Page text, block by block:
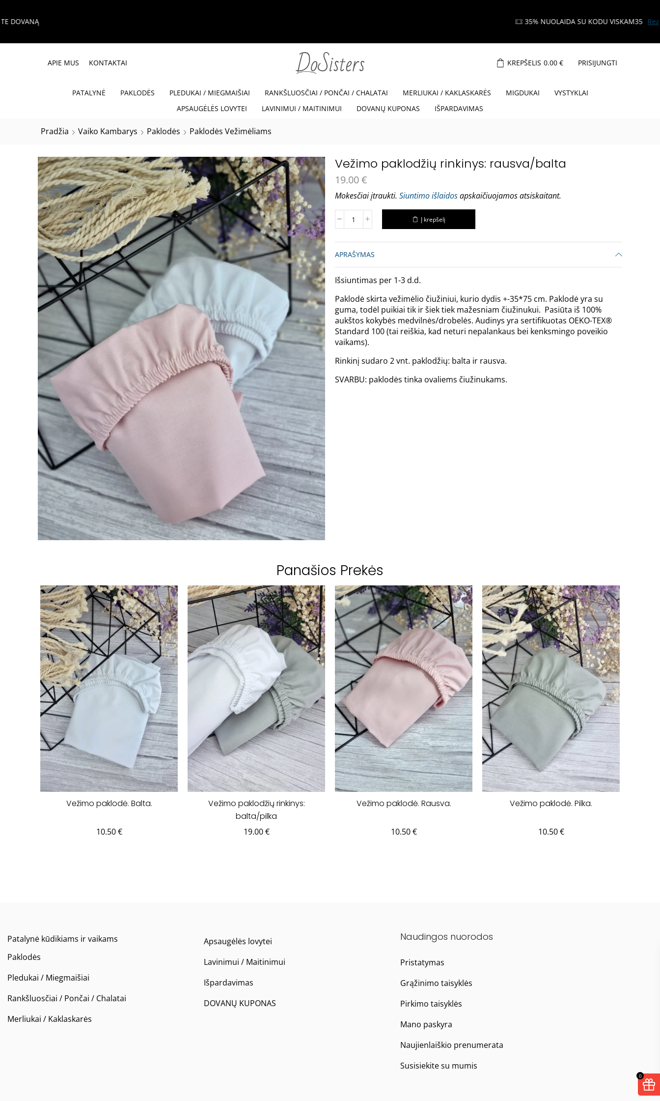
APIE MUS KONTAKTAI KREPŠELIS 0.00 € PRISIJUNGTI
PATALYNĖ PAKLODĖS PLEDUKAI / MIEGMAIŠIAI RANKŠLUOSČIAI / PONČAI / CHALATAI MERLIUKAI / KAKLASKARĖS MIGDUKAI
VYSTYKLAI
APSAUGĖLĖS LOVYTEI
LAVINIMUI / MAITINIMUI DOVANŲ KUPONAS IŠPARDAVIMAS
Pradžia Vaiko Kambarys Paklodės Paklodės Vežimėliams
Vežimo paklodžių rinkinys: rausva/balta
19.00€
Mokesčiai įtraukti. Siuntimo išlaidosapskaičiuojamos atsiskaitant.
Į krepšelį
APRAŠYMAS
Išsiuntimas per 1-3 d.d.
Paklodė skirta vežimėlio čiužiniui, kurio dydis +-35*75 cm. Paklodė yra su
guma, todėl puikiai tik ir šiek tiek mažesniam čiužinukui. Pasiūta iš 100%
aukštos kokybės medvilnės/drobelės. Audinys yra sertifikuotas OEKO-TEX®
Standard 100 (tai reiškia, kad neturi nepalankaus bei kenksmingo poveikio
vaikams).
Rinkinį sudaro 2 vnt. paklodžių: balta ir rausva.
SVARBU: paklodės tinka ovaliems čiužinukams.
Panašios Prekės
Vežimo paklodė. Balta.
10.50€
Vežimo paklodžių rinkinys:
balta/pilka
19.00€
Vežimo paklodė. Rausva.
10.50€
Vežimo paklodė. Pilka.
10.50€
Patalynė kūdikiams ir vaikams
Paklodės
Pledukai / Miegmaišiai
Rankšluosčiai / Pončai / Chalatai
Merliukai / Kaklaskarės
Apsaugėlės lovytei
Lavinimui / Maitinimui
Išpardavimas
DOVANŲ KUPONAS
Naudingos nuorodos
Pristatymas
Grąžinimo taisyklės
Pirkimo taisyklės
Mano paskyra
Naujienlaiškio prenumerata
Susisiekite su mumis
0